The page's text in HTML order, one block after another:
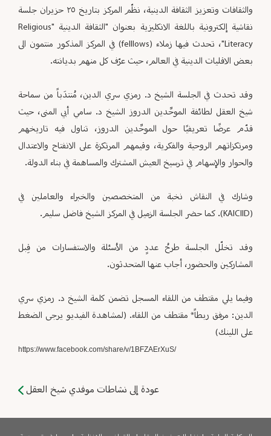
والثقافات وتعزيز الثقافة الدينية، نظّم المركز بتاريخ ٢٥ حزيران جلسة
نقاشية إلكترونية باللغة الانكليزية بعنوان "الثقافة الدينية "Religious
Literacy"، تحدث فيها زملاء (felllows) في المركز المذكور منتمون الى
بعض الاقليات الدينية في العالم، حيث عرّف كل منهم بديانته.
وقد تحدث في الجلسة الشيخ د. رمزي سري الدين، مُنتدَباً من سماحة
شيخ العقل لطائفة الموحِّدين الدروز الشيخ د. سامي أبي المنى، حيث
قدّم عرضًا تعريفيًا حول الموحِّدين الدروز، تناول فيه تاريخهم
ومرتكزاتهم الروحية والفكرية، وقيمهم المرتكزة على الانفتاح والاعتدال
والحوار والإسهام في ترسيخ العيش المشترك والمساهمة في بناء الدولة.
وشارك في النقاش نخبة من المتخصصين والخبراء والعاملين في
(KAICIID). كما حضر الجلسة الزميل في المركز الشيخ فاضل سليم.
وقد تخلّل الجلسة طرحُ عددٍ من الأسئلة والاستفسارات من قِبل
المشاركين والحضور، أجاب عنها المتحدثون.
وفيما يلي مقتطف من اللقاء المسجل تضمن كلمة الشيخ د. رمزي سري
الدين: مرفق ربطاً* مقتطف من اللقاء‎. (لمشاهدة الفيديو يرجى الضغط
على اللينك)
https://www.facebook.com/share/v/1BFZAErXuS/
عودة إلى نشاطات موفدي شيخ العقل